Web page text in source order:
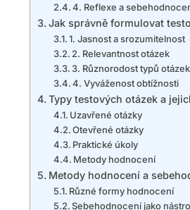
4. Reflexe a
Jak správně formulovat
1. Jasnost a srozumitelnost
2. Relevantnost otázek
3. Různorodost typů otázek
4. Vyváženost obtížnosti
Typy testových otázek a
Uzavřené otázky
Otevřené otázky
Praktické úkoly
Metody hodnocení
Metody hodnocení a
Různé formy hodnocení
Sebehodnocení jako